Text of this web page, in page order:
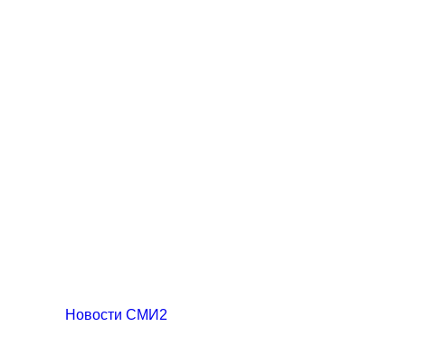
Новости СМИ2